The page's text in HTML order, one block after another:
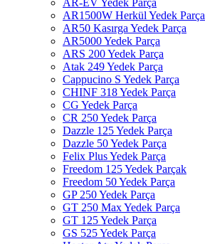
AR1500W Herkül Yedek Parça
AR50 Kasırga Yedek Parça
AR5000 Yedek Parça
ARS 200 Yedek Parça
Atak 249 Yedek Parça
Cappucino S Yedek Parça
CHINF 318 Yedek Parça
CG Yedek Parça
CR 250 Yedek Parça
Dazzle 125 Yedek Parça
Dazzle 50 Yedek Parça
Felix Plus Yedek Parça
Freedom 125 Yedek Parçak
Freedom 50 Yedek Parça
GP 250 Yedek Parça
GT 250 Max Yedek Parça
GT 125 Yedek Parça
GS 525 Yedek Parça